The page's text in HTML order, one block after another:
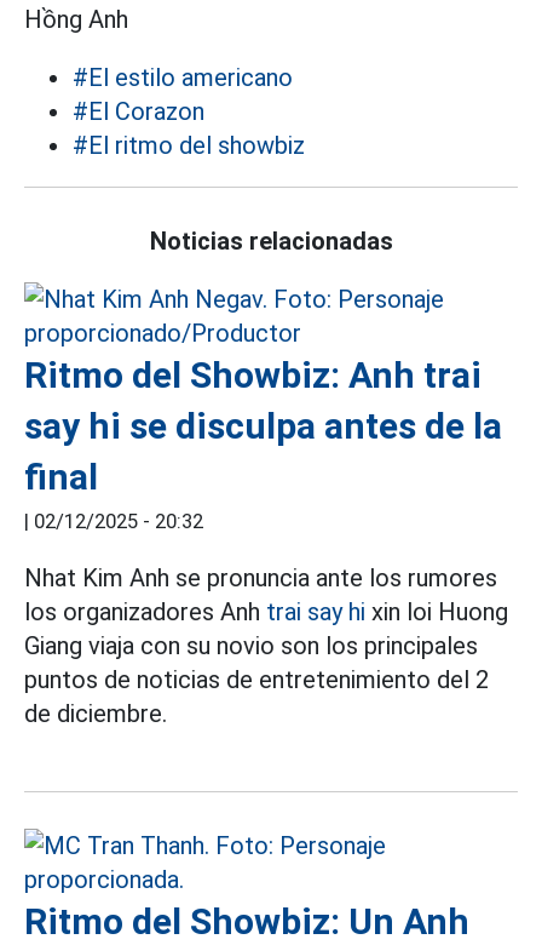
Hồng Anh
#El estilo americano
#El Corazon
#El ritmo del showbiz
Noticias relacionadas
Ritmo del Showbiz: Anh trai
say hi se disculpa antes de la
final
02/12/2025 - 20:32
Nhat Kim Anh se pronuncia ante los rumores
los organizadores Anh trai say hi xin loi Huong
Giang viaja con su novio son los principales
puntos de noticias de entretenimiento del 2
de diciembre.
Ritmo del Showbiz: Un Anh